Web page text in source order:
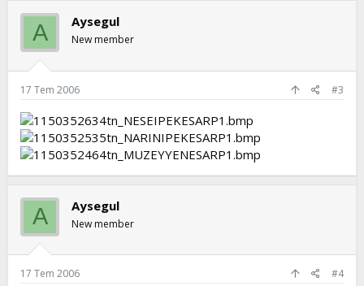
A Aysegul
New member
17 Tem 2006 #3
A Aysegul
New member
17 Tem 2006 #4